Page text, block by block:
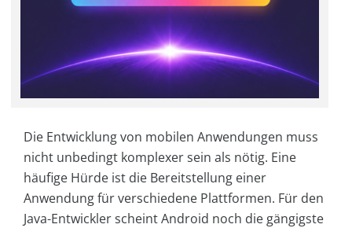
Die Entwicklung von mobilen Anwendungen muss
nicht unbedingt komplexer sein als nötig. Eine
häufige Hürde ist die Bereitstellung einer
Anwendung für verschiedene Plattformen. Für den
Java-Entwickler scheint Android noch die gängigste